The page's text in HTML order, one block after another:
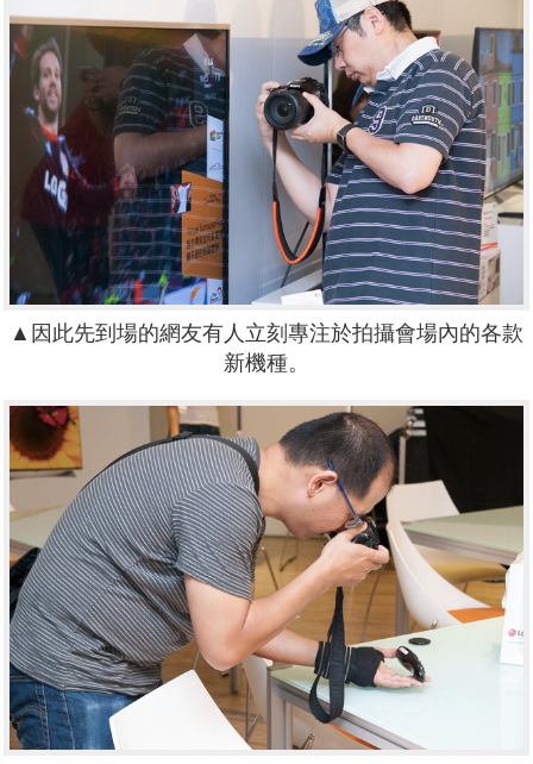
▲因此先到場的網友有人立刻專注於拍攝會場內的各款
新機種。